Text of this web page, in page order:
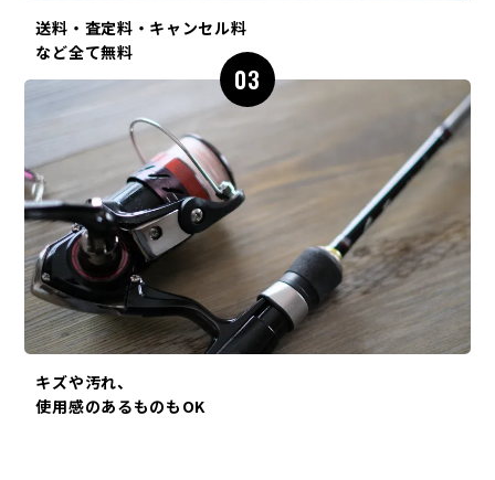
送料・査定料・キャンセル料
など全て無料
03
キズや汚れ、
使用感のあるものもOK